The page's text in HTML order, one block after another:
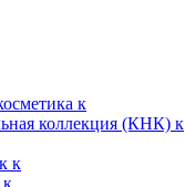
к
коллекция (КНК) к
к